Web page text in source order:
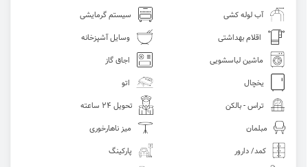
آب لوله کشی
سیستم گرمایشی
اقلام بهداشتی
وسایل آشپزخانه
ماشین لباسشویی
اجاق گاز
یخچال
اتو
تراس - بالکن
تحویل 24 ساعته
مبلمان
میز ناهارخوری
کمد/ دارور
پارکینگ